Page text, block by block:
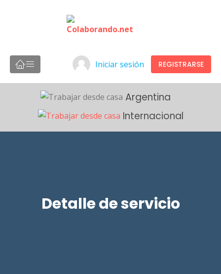
Iniciar sesión REGISTRARSE
Argentina
Internacional
Detalle de servicio